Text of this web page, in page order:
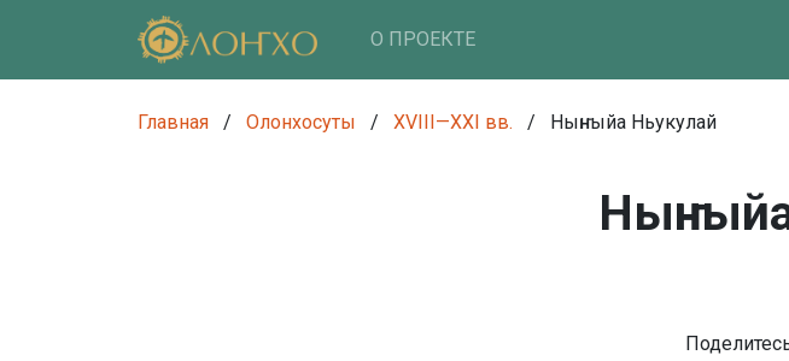
О ПРОЕКТЕ
Главная / Олонхосуты / XVIII—XXI вв. / Ныҥныйа Ньукулай